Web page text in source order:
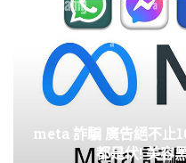
meta 詐騙 廣告絕不止
都是伏! 美容